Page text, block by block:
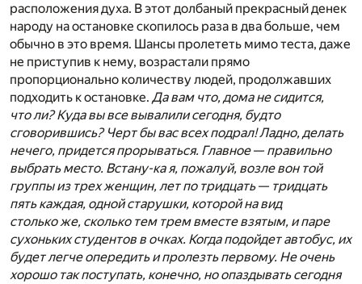
расположения духа. В этот долбаный прекрасный денек
народу на остановке скопилось раза в два больше, чем
обычно в это время. Шансы пролететь мимо теста, даже
не приступив к нему, возрастали прямо
пропорционально количеству людей, продолжавших
подходить к остановке. Да вам что, дома не сидится,
что ли? Куда вы все вывалили сегодня, будто
сговорившись? Черт бы вас всех подрал! Ладно, делать
нечего, придется прорываться. Главное— правильно
выбрать место. Встану-ка я, пожалуй, возле вон той
группы из трех женщин, лет по тридцать— тридцать
пять каждая, одной старушки, которой на вид
столько же, сколько тем трем вместе взятым, и паре
сухоньких студентов в очках. Когда подойдет автобус, их
будет легче опередить и пролезть первому. Не очень
хорошо так поступать, конечно, но опаздывать сегодня